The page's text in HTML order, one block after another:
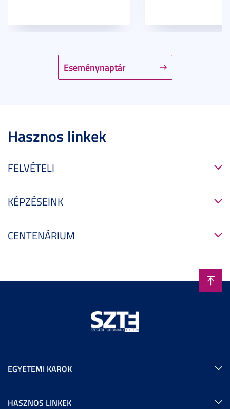
Eseménynaptár
Hasznos linkek
FELVÉTELI
KÉPZÉSEINK
CENTENÁRIUM
EGYETEMI KAROK
HASZNOS LINKEK